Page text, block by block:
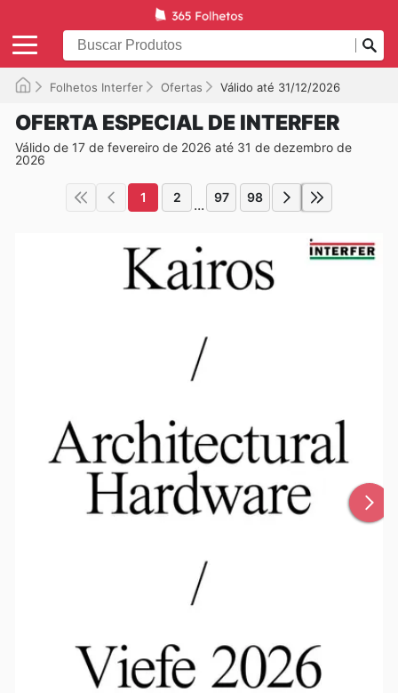
Folhetos Interfer Ofertas Válido até 31/12/2026
OFERTA ESPECIAL DE INTERFER
Válido de 17 de fevereiro de 2026 até 31 de dezembro de
2026
1 2 ... 97 98